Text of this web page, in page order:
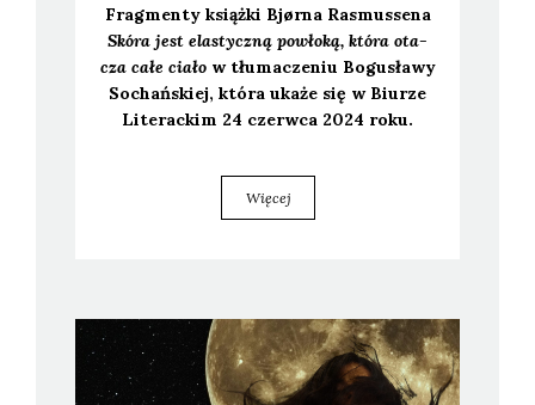
Frag­men­ty książ­ki Bjør­na Rasmus­se­na
Skó­ra jest ela­stycz­ną powło­ką, któ­ra ota­
cza całe cia­łow tłu­ma­cze­niu Bogu­sła­wy
Sochań­skiej, któ­ra uka­że się w Biu­rze
Lite­rac­kim 24 czerw­ca 2024 roku.
Więcej